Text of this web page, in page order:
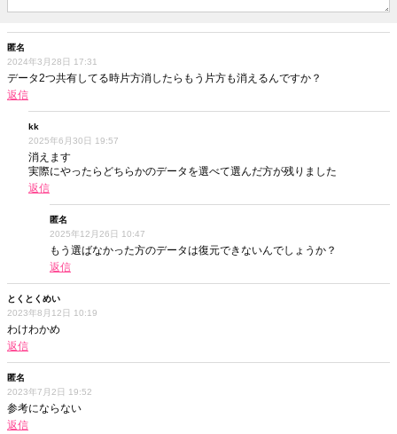
匿名
2024年3月28日 17:31
データ2つ共有してる時片方消したらもう片方も消えるんですか？
返信
kk
2025年6月30日 19:57
消えます
実際にやったらどちらかのデータを選べて選んだ方が残りました
返信
匿名
2025年12月26日 10:47
もう選ばなかった方のデータは復元できないんでしょうか？
返信
とくとくめい
2023年8月12日 10:19
わけわかめ
返信
匿名
2023年7月2日 19:52
参考にならない
返信